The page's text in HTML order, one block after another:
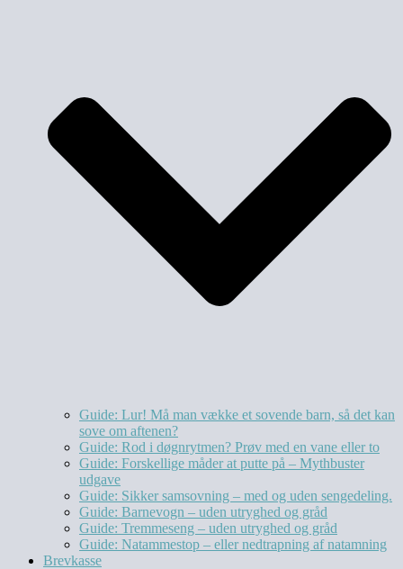
Guide: Lur! Må man vække et sovende barn, så det kan
sove om aftenen?
Guide: Rod i døgnrytmen? Prøv med en vane eller to
Guide: Forskellige måder at putte på – Mythbuster
udgave
Guide: Sikker samsovning – med og uden sengedeling.
Guide: Barnevogn – uden utryghed og gråd
Guide: Tremmeseng – uden utryghed og gråd
Guide: Natammestop – eller nedtrapning af natamning
Brevkasse